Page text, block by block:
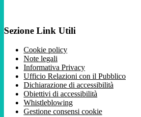
Sezione Link Utili
Cookie policy
Note legali
Informativa Privacy
Ufficio Relazioni con il Pubblico
Dichiarazione di accessibilità
Obiettivi di accessibilità
Whistleblowing
Gestione consensi cookie